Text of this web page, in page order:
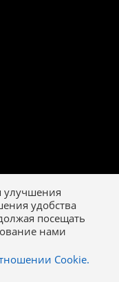
улучшения
удобства
посещать
нами
Cookie.